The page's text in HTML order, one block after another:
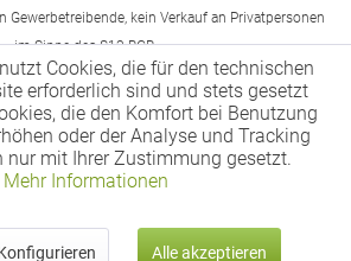
Gewerbetreibende, kein Verkauf an Privatpersonen
im Sinne des §13 BGB.
Cookies, die für den technischen
erforderlich sind und stets gesetzt
die den Komfort bei Benutzung
oder der Analyse und Tracking
nur mit Ihrer Zustimmung gesetzt.
Mehr Informationen
Alle akzeptieren